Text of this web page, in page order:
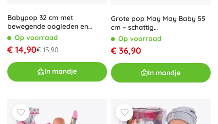
Babypop 32 cm met
bewegende oogleden en
voedingsset
Op voorraad
€ 14,90€ 15,90
In mandje
Grote pop May May Baby 55
cm – schattig
speelkameraadje
Op voorraad
€ 36,90
In mandje